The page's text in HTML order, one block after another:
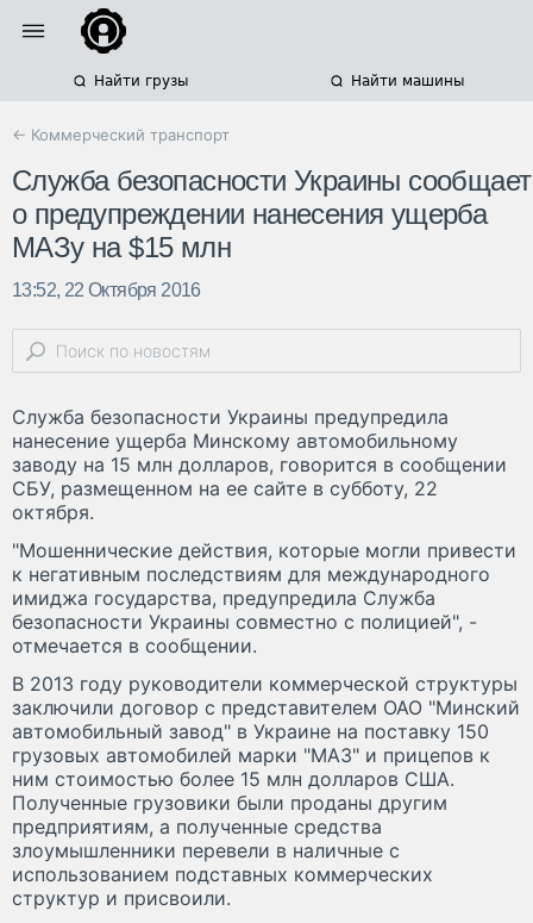
Найти грузы Найти машины
← Коммерческий транспорт
Служба безопасности Украины сообщает
о предупреждении нанесения ущерба
МАЗу на $15 млн
13:52, 22 Октября 2016
Служба безопасности Украины предупредила
нанесение ущерба Минскому автомобильному
заводу на 15 млн долларов, говорится в сообщении
СБУ, размещенном на ее сайте в субботу, 22
октября.
"Мошеннические действия, которые могли привести
к негативным последствиям для международного
имиджа государства, предупредила Служба
безопасности Украины совместно с полицией", -
отмечается в сообщении.
В 2013 году руководители коммерческой структуры
заключили договор с представителем ОАО "Минский
автомобильный завод" в Украине на поставку 150
грузовых автомобилей марки "МАЗ" и прицепов к
ним стоимостью более 15 млн долларов США.
Полученные грузовики были проданы другим
предприятиям, а полученные средства
злоумышленники перевели в наличные с
использованием подставных коммерческих
структур и присвоили.